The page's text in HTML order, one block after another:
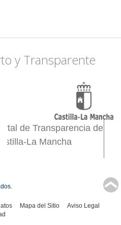
38.940782806447,
38.623908948333,
38.365951588109,
-3.8177490234375
38.409008607981,
-3.3013916015625
38.503643790906,
-2.9058837890625
-2.4444580078125
y Transparente
de Transparencia de
La Mancha
↑
Mapa del Sitio
Aviso Legal